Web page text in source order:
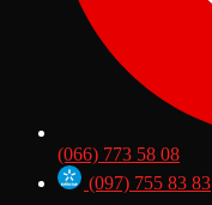
(066) 773 58 08
(097) 755 83 83